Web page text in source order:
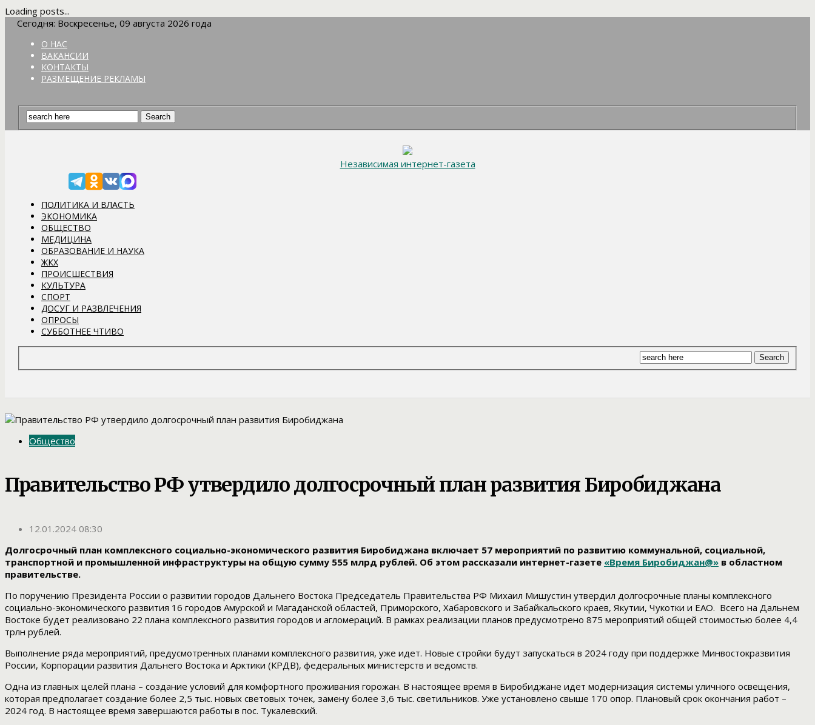
Loading posts...
Сегодня: Воскресенье, 09 августа 2026 года
О НАС
ВАКАНСИИ
КОНТАКТЫ
РАЗМЕЩЕНИЕ РЕКЛАМЫ
Независимая интернет-газета
ПОЛИТИКА И ВЛАСТЬ
ЭКОНОМИКА
ОБЩЕСТВО
МЕДИЦИНА
ОБРАЗОВАНИЕ И НАУКА
ЖКХ
ПРОИСШЕСТВИЯ
КУЛЬТУРА
СПОРТ
ДОСУГ И РАЗВЛЕЧЕНИЯ
ОПРОСЫ
СУББОТНЕЕ ЧТИВО
Общество
Правительство РФ утвердило долгосрочный план развития Биробиджана
12.01.2024 08:30
Долгосрочный план комплексного социально-экономического развития Биробиджана включает 57 мероприятий по развитию коммунальной, социальной,
транспортной и промышленной инфраструктуры на общую сумму 555 млрд рублей. Об этом рассказали интернет-газете «Время Биробиджан@» в областном
правительстве.
По поручению Президента России о развитии городов Дальнего Востока Председатель Правительства РФ Михаил Мишустин утвердил долгосрочные планы комплексного
социально-экономического развития 16 городов Амурской и Магаданской областей, Приморского, Хабаровского и Забайкальского краев, Якутии, Чукотки и ЕАО. Всего на Дальнем
Востоке будет реализовано 22 плана комплексного развития городов и агломераций. В рамках реализации планов предусмотрено 875 мероприятий общей стоимостью более 4,4
трлн рублей.
Выполнение ряда мероприятий, предусмотренных планами комплексного развития, уже идет. Новые стройки будут запускаться в 2024 году при поддержке Минвостокразвития
России, Корпорации развития Дальнего Востока и Арктики (КРДВ), федеральных министерств и ведомств.
Одна из главных целей плана – создание условий для комфортного проживания горожан. В настоящее время в Биробиджане идет модернизация системы уличного освещения,
которая предполагает создание более 2,5 тыс. новых световых точек, замену более 3,6 тыс. светильников. Уже установлено свыше 170 опор. Плановый срок окончания работ –
2024 год. В настоящее время завершаются работы в пос. Тукалевский.